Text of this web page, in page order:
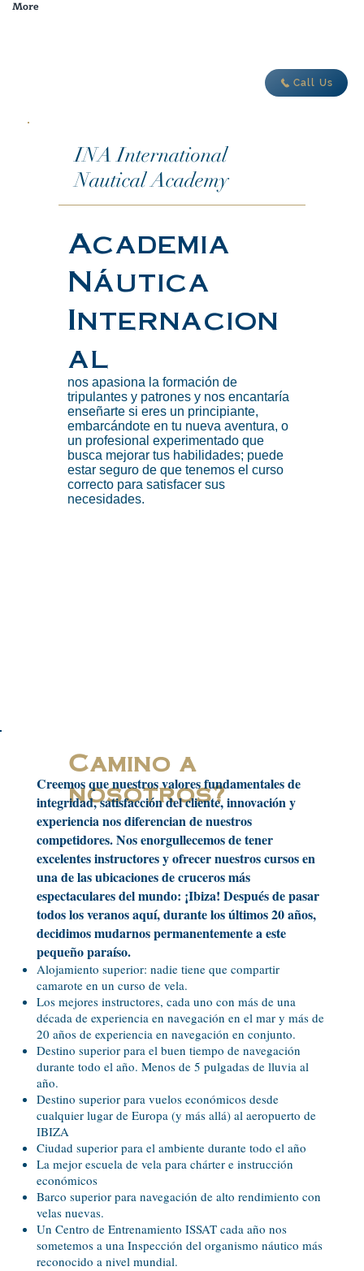
Call Us
More
INA International
Nautical Academy
Academia
Náutica
Internacion
al
nos apasiona la formación de
tripulantes y patrones y nos encantaría
enseñarte si eres un principiante,
embarcándote en tu nueva aventura, o
un profesional experimentado que
busca mejorar tus habilidades; puede
estar seguro de que tenemos el curso
correcto para satisfacer sus
necesidades.
Camino a
nosotros?
Creemos que nuestros valores fundamentales de
integridad, satisfacción del cliente, innovación y
experiencia nos diferencian de nuestros
competidores.Nos enorgullecemos de tener
excelentes instructores y ofrecer nuestros cursos en
una de las ubicaciones de cruceros más
espectaculares del mundo: ¡Ibiza! Después de pasar
todos los veranos aquí, durante los últimos 20 años,
decidimos mudarnos permanentemente a este
pequeño paraíso.
Alojamiento superior: nadie tiene que compartir
camarote en un curso de vela.
Los mejores instructores, cada uno con más de una
década de experiencia en navegación en el mar y más de
20 años de experiencia en navegación en conjunto.
Destino superior para el buen tiempo de navegación
durante todo el año. Menos de 5 pulgadas de lluvia al
año.
Destino superior para vuelos económicos desde
cualquier lugar de Europa (y más allá) al aeropuerto de
IBIZA
Ciudad superior para el ambiente durante todo el año
La mejor escuela de vela para chárter e instrucción
económicos
Barco superior para navegación de alto rendimiento con
velas nuevas.
Un Centro de Entrenamiento ISSAT cada año nos
sometemos a una Inspección del organismo náutico más
reconocido a nivel mundial.